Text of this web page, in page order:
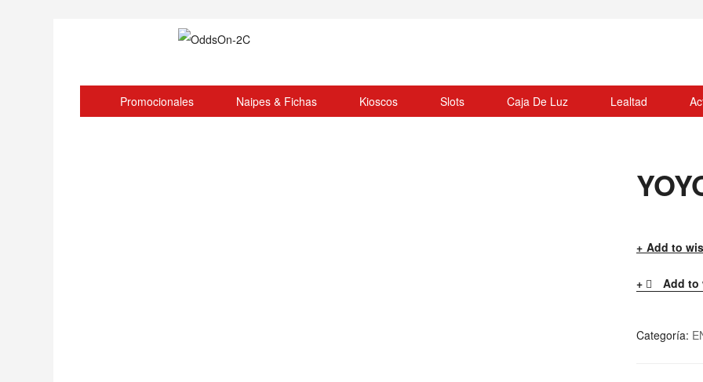
Promocionales Naipes & Fichas Kioscos Slots Caja De Luz Lealtad
Add to
Add to
Categoría: